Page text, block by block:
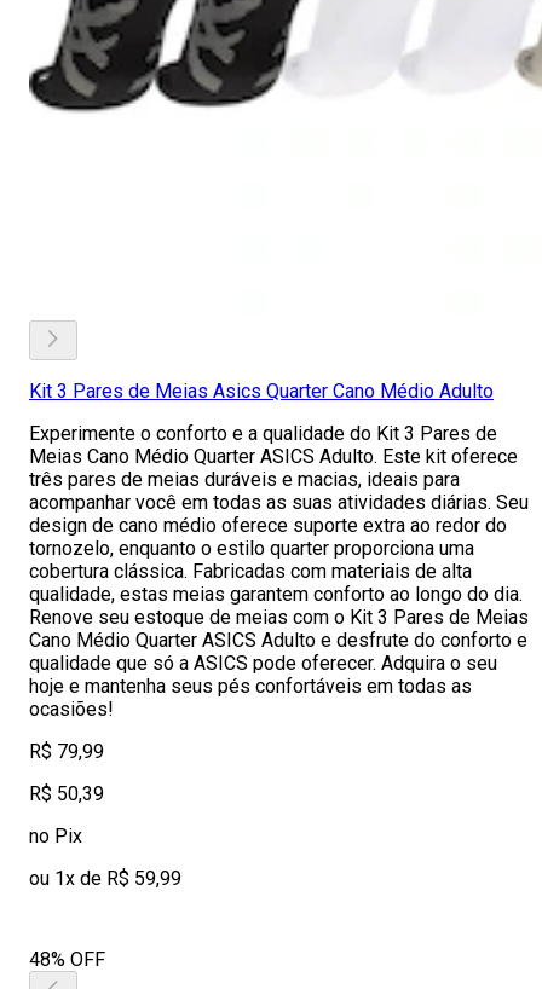
Kit 3 Pares de Meias Asics Quarter Cano Médio Adulto
Experimente o conforto e a qualidade do Kit 3 Pares de
Meias Cano Médio Quarter ASICS Adulto. Este kit oferece
três pares de meias duráveis e macias, ideais para
acompanhar você em todas as suas atividades diárias. Seu
design de cano médio oferece suporte extra ao redor do
tornozelo, enquanto o estilo quarter proporciona uma
cobertura clássica. Fabricadas com materiais de alta
qualidade, estas meias garantem conforto ao longo do dia.
Renove seu estoque de meias com o Kit 3 Pares de Meias
Cano Médio Quarter ASICS Adulto e desfrute do conforto e
qualidade que só a ASICS pode oferecer. Adquira o seu
hoje e mantenha seus pés confortáveis em todas as
ocasiões!
R$ 79,99
R$ 50,39
no Pix
ou 1x de R$ 59,99
48% OFF